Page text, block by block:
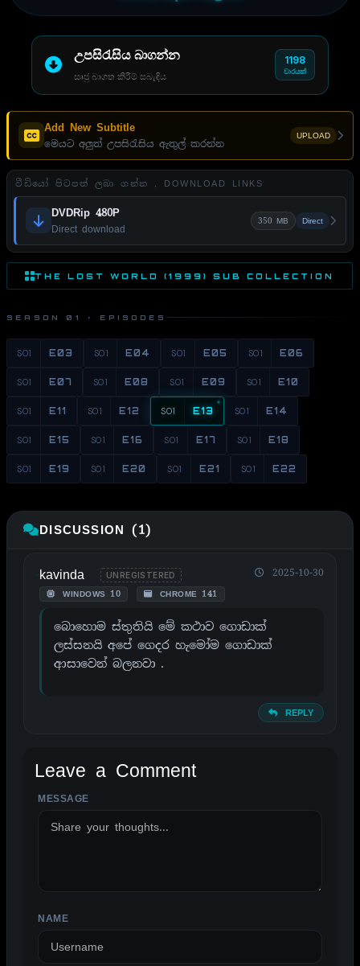
උපසිරැසිය බාගන්න
සෘජු බාගත කිරීම් සබැඳිය
1198
වාරයක්
Add New Subtitle
මෙයට අලුත් උපසිරැසිය ඇතුල් කරන්න
UPLOAD
වීඩියෝ පිටපත් ලබා ගන්න . DOWNLOAD LINKS
DVDRip 480P
Direct download
350 MB Direct
THE LOST WORLD (1999) SUB COLLECTION
SEASON 01 · EPISODES
S01 E03 S01 E04 S01 E05 S01 E06
S01 E07 S01 E08 S01 E09 S01 E10
S01 E11 S01 E12 S01 E13 S01 E14
S01 E15 S01 E16 S01 E17 S01 E18
S01 E19 S01 E20 S01 E21 S01 E22
DISCUSSION (1)
kavinda UNREGISTERED
WINDOWS 10 CHROME 141
2025-10-30
බොහොම ස්තුතියි මේ කථාව ගොඩාක්
ලස්සනයි අපේ ගෙදර හැමෝම ගොඩාක්
ආසාවෙන් බලනවා .
REPLY
Leave a Comment
MESSAGE
NAME
ALTERNATIVE: